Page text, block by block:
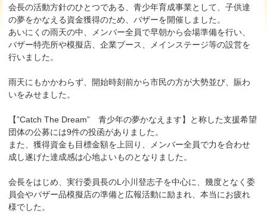
会長の活動方針のひとつである、青少年育成事業として、子供達
の夢をかなえる資金獲得のため、バザーを開催しました。
あいにくの雨天の中、メンバー全員で早朝から会場準備を行い、
バザー特売所や模擬店、企業ブース、メインステージ等の設営を
行いました。
雨天にもかかわらず、開始時刻前から市民の方が大勢並び、賑わ
いをみせました。
【”Catch The Dream” 青少年の夢かなえます】と称した支援希望
団体の公募には9件の投函がありました。
また、獲得資金も目標金額を上回り、メンバー全員で力を合わせ
成し遂げた達成感は心地よいものとなりました。
会長をはじめ、実行委員長のL小川登志子を中心に、幾度となく委
員会やバザー品模擬店の準備と広報活動に励まれ、本当にお疲れ
様でした。